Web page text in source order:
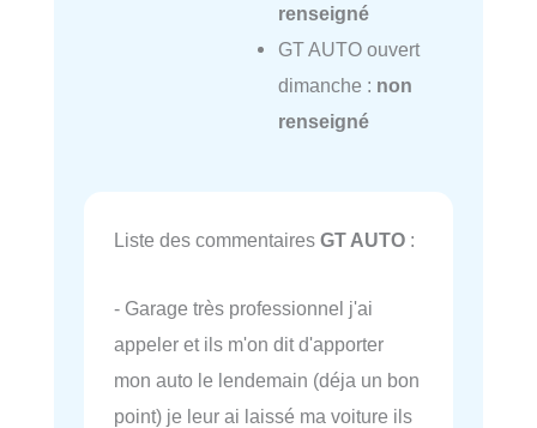
renseigné
GT AUTO ouvert
dimanche : non
renseigné
Liste des commentaires GT AUTO :
- Garage très professionnel j'ai
appeler et ils m'on dit d'apporter
mon auto le lendemain (déja un bon
point) je leur ai laissé ma voiture ils